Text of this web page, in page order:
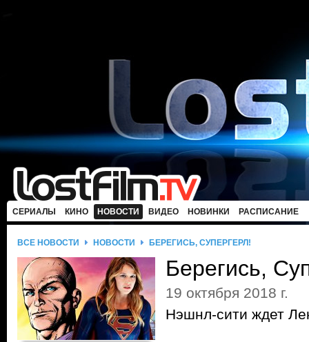
СЕРИАЛЫ КИНО НОВОСТИ ВИДЕО НОВИНКИ РАСПИСАНИЕ
ВСЕ НОВОСТИ НОВОСТИ БЕРЕГИСЬ, СУПЕРГЁРЛ!
Берегись,
19 октября 2018 г.
Нэшнл-cити ждет